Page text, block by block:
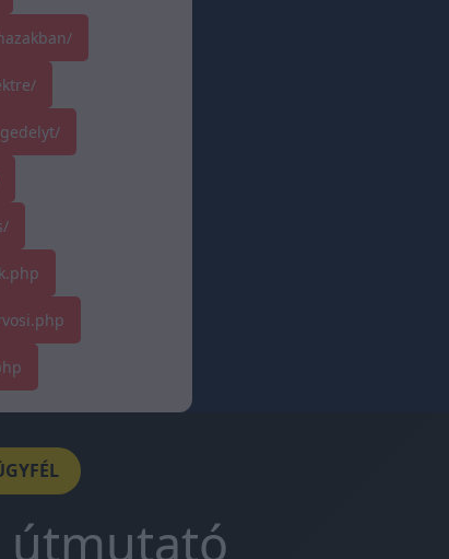
útmutató